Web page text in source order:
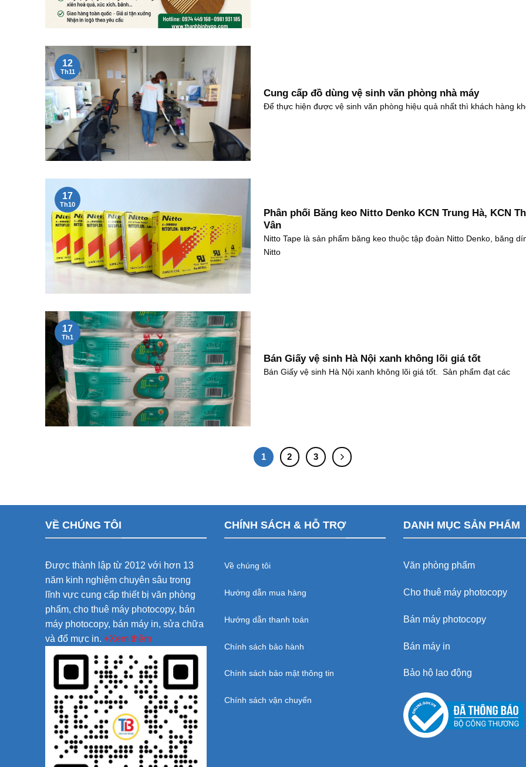
Cung cấp đồ dùng vệ sinh văn phòng nhà máy
Để thực hiện được vệ sinh văn phòng hiệu quả nhất thì khách hàng
12
Th11
Phân phối Băng keo Nitto Denko KCN Trung Hà, KCN
Vân
Nitto Tape là sản phẩm băng keo thuộc tập đoàn Nitto Denko, băng
Nitto
17
Th10
Bán Giấy vệ sinh Hà Nội xanh không lõi giá tốt
Bán Giấy vệ sinh Hà Nội xanh không lõi giá tốt. Sản phẩm đạt các
17
Th1
1 2 3
VỀ CHÚNG TÔI
Được thành lập từ 2012 với hơn 13
năm kinh nghiệm chuyên sâu trong
lĩnh vực cung cấp thiết bị văn phòng
phẩm, cho thuê máy photocopy, bán
máy photocopy, bán máy in, sửa chữa
và đổ mực in. +Xem thêm
CHÍNH SÁCH & HỖ TRỢ
Về chúng tôi
Hướng dẫn mua hàng
Hướng dẫn thanh toán
Chính sách bảo hành
Chính sách bảo mật thông tin
Chính sách vận chuyển
DANH MỤC SẢN PHẨM
Văn phòng phẩm
Cho thuê máy photocopy
Bán máy photocopy
Bán máy in
Bảo hộ lao động